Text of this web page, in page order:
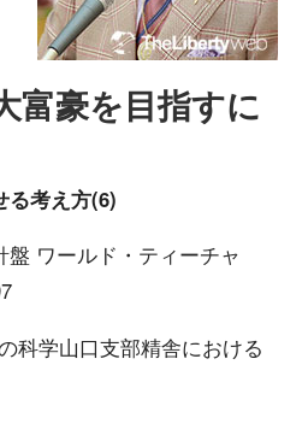
富豪を目指すに
る考え方(6)
ワールド・ティーチャ
科学山口支部精舎における